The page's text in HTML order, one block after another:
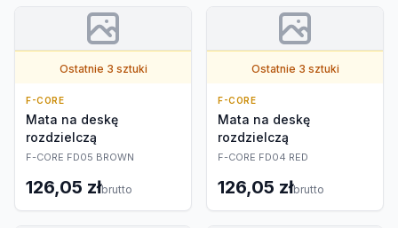
Ostatnie 3 sztuki
F-CORE
Mata na deskę
rozdzielczą
F-CORE FD05 BROWN
126,05 złbrutto
Ostatnie 3 sztuki
F-CORE
Mata na deskę
rozdzielczą
F-CORE FD04 RED
126,05 złbrutto